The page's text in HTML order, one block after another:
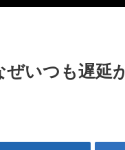
ぜいつも遅